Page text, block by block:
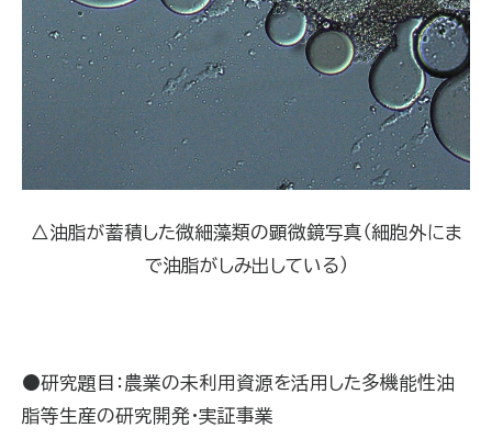
△油脂が蓄積した微細藻類の顕微鏡写真（細胞外にま
で油脂がしみ出している）
●研究題目：農業の未利用資源を活用した多機能性油
脂等生産の研究開発・実証事業